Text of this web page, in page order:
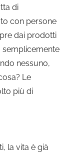
di
con persone
dai prodotti
semplicemente
nessuno,
Le
più di
la vita è già